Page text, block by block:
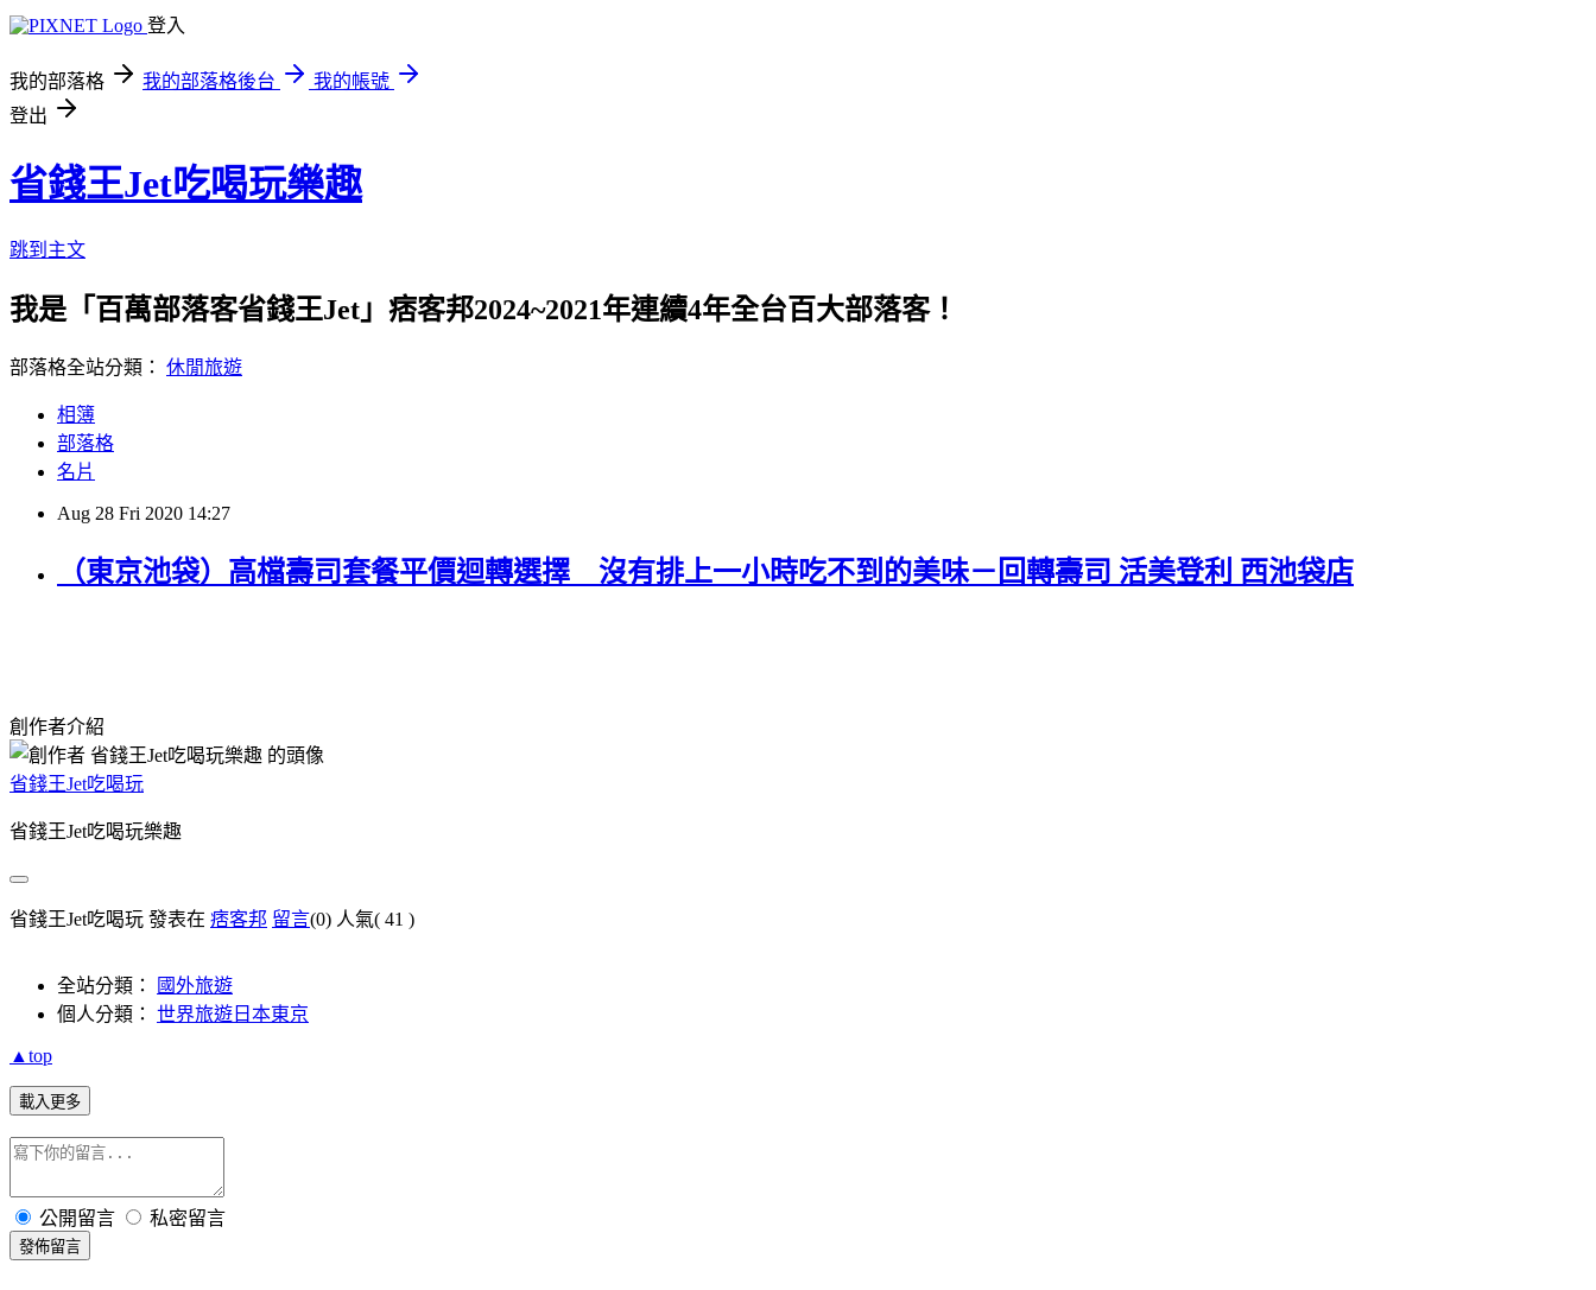
登入
我的部落格 我的部落格後台
我的帳號
登出
省錢王Jet吃喝玩樂趣
跳到主文
我是「百萬部落客省錢王Jet」痞客邦2024~2021年連續4年全台百大部落客！
部落格全站分類： 休閒旅遊
相簿
部落格
名片
Aug 28 Fri 2020 14:27
（東京池袋）高檔壽司套餐平價迴轉選擇 沒有排上一小時吃不到的美味－回轉壽司 活美登利 西池袋店
創作者介紹
省錢王Jet吃喝玩
省錢王Jet吃喝玩樂趣
省錢王Jet吃喝玩 發表在 痞客邦 留言(0) 人氣( 41 )
全站分類：
國外旅遊
個人分類： 世界旅遊日本東京
▲top
載入更多
公開留言 私密留言
發佈留言